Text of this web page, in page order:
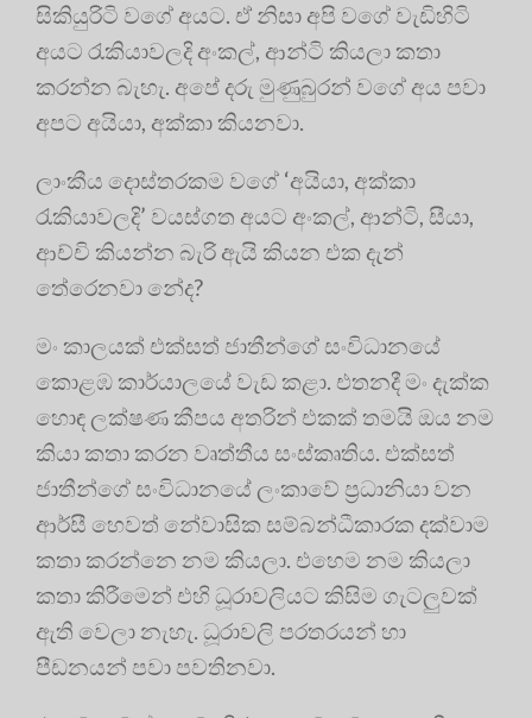
සිකියුරිටි වගේ අයට. ඒ නිසා අපි වගේ වැඩිහිටි
අයට රැකියාවලදි අංකල්, ආන්ටි කියලා කතා
කරන්න බැහැ. අපේ දරු මුණුබුරන් වගේ අය පවා
අපට අයියා, අක්කා කියනවා.
ලාංකීය දොස්තරකම වගේ ‘අයියා, අක්කා
රැකියාවලදි’ වයස්ගත අයට අංකල්, ආන්ටි, සීයා,
ආච්චි කියන්න බැරි ඇයි කියන එක දැන්
තේරෙනවා නේද?
මං කාලයක් එක්සත් ජාතීන්ගේ සංවිධානයේ
කොළඹ කාර්යාලයේ වැඩ කළා. එතනදී මං දැක්ක
හොඳ ලක්ෂණ කීපය අතරින් එකක් තමයි ඔය නම
කියා කතා කරන වෘත්තීය සංස්කෘතිය. එක්සත්
ජාතීන්ගේ සංවිධානයේ ලංකාවේ ප්‍රධානියා වන
ආර්සී හෙවත් නේවාසික සම්බන්ධීකාරක දක්වාම
කතා කරන්නෙ නම කියලා. එහෙම නම කියලා
කතා කිරීමෙන් එහි ධූරාවලියට කිසිම ගැටලුවක්
ඇති වෙලා නැහැ. ධූරාවලි පරතරයන් හා
පීඩනයන් පවා පවතිනවා.